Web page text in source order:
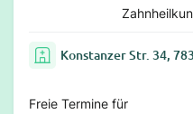
Konstanzer Str. 34,
Freie Termine für